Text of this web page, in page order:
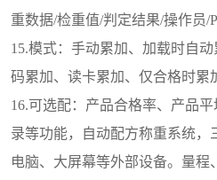
重数据/检重值/判定结果/操作员/
15.模式：手动累加、加载时自
码累加、读卡累加、仅合格时累
16.可选配：产品合格率、产品
录等功能，自动配方称重系统，
电脑、大屏幕等外部设备。量